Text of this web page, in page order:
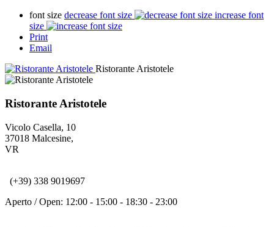
font size decrease font size
increase font
size
Print
Email
Ristorante Aristotele
Ristorante Aristotele
Vicolo Casella, 10
37018 Malcesine,
VR
(+39) 338 9019697
Aperto / Open: 12:00 - 15:00 - 18:30 - 23:00